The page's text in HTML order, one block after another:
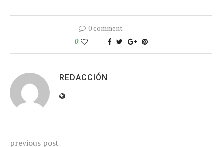
0 comment
0
REDACCIÓN
previous post